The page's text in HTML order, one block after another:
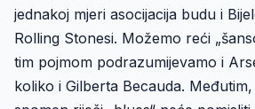
jednakoj mjeri asocijacija budu i
Rolling Stonesi. Možemo reći
tim pojmom podrazumijevamo i
koliko i Gilberta Becauda.